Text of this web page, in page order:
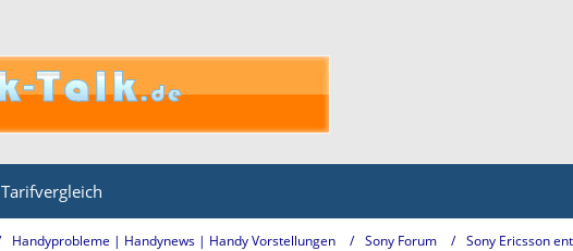
Tarifvergleich
Handyprobleme | Handynews | Handy Vorstellungen Sony Forum Sony Ericsson